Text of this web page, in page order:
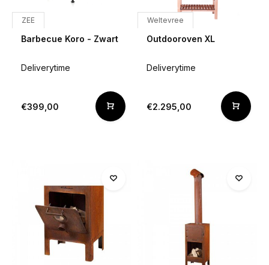
ZEE
Barbecue Koro - Zwart
Deliverytime
€399,00
Weltevree
Outdooroven XL
Deliverytime
€2.295,00